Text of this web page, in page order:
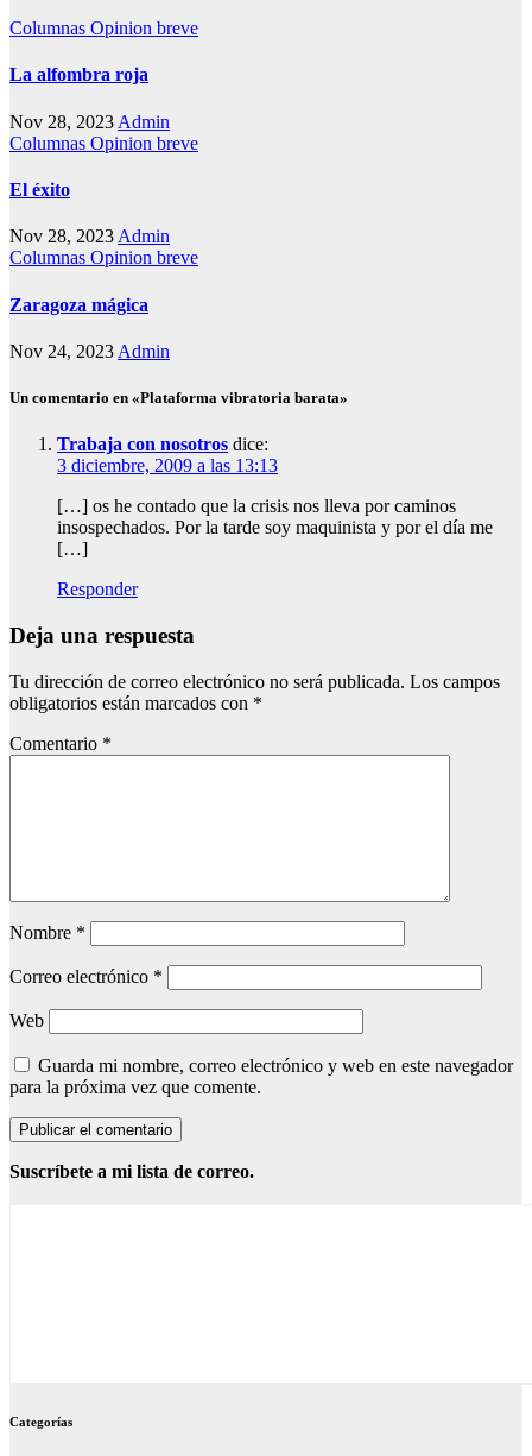
Columnas Opinion breve
La alfombra roja
Nov 28, 2023 Admin
Columnas Opinion breve
El éxito
Nov 28, 2023 Admin
Columnas Opinion breve
Zaragoza mágica
Nov 24, 2023 Admin
Un comentario en «Plataforma vibratoria barata»
Trabaja con nosotros dice:
3 diciembre, 2009 a las 13:13
[…] os he contado que la crisis nos lleva por caminos
insospechados. Por la tarde soy maquinista y por el día me
[…]
Responder
Deja una respuesta
Tu dirección de correo electrónico no será publicada. Los campos
obligatorios están marcados con *
Comentario *
Nombre *
Correo electrónico *
Web
Guarda mi nombre, correo electrónico y web en este navegador
para la próxima vez que comente.
Suscríbete a mi lista de correo.
Categorías